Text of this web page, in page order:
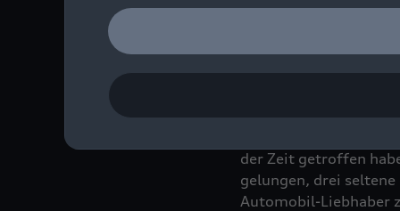
„Die Nachfrage nach
der Zeit getroffen
gelungen, drei seltene
Automobil-Liebhaber